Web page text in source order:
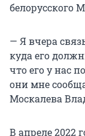
белорусского
— Я вчера
куда его
что его у нас
они мне
Москалева
В апреле 2022